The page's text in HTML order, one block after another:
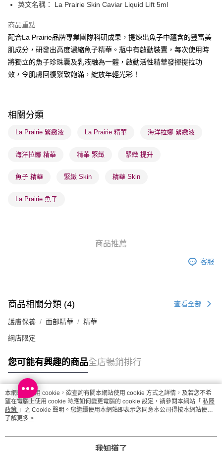
送貨方式
順豐自助櫃 - 確認發貨後1-3個工作天送達
每筆HK$65.00，滿HK$300.00或以上免運費
確認發貨後1-3 工作天送達，訂單將隨機分配至SF順豐速運或京東
物流公司進行物流配送
取。逾期會取消訂單，並不會安排重寄
英文名稱： La Prairie Skin Caviar Liquid Lift 5ml
商品重點
配合La Prairie品牌專業團隊科研成果，提煉出魚子中蘊含的豐富美
肌成分，研發出高度濃縮魚子精華。瓶中有啟動裝置，每次使用時
將獨立的魚子珍珠囊及乳液融為一體，啟動活性精華發揮提拉功
效，令肌膚回復緊致飽滿，綻放年輕光彩！
相關分類
La Prairie 緊緻液 La Prairie 精華 海洋拉娜 緊緻液
海洋拉娜 精華 精華 緊緻 緊緻 提升
魚子 精華 緊緻 Skin 精華 Skin
La Prairie 魚子
商品推薦
客服
商品相關分類 (4) 查看全部
護膚保養 面部精華 精華
網店限定
您可能有興趣的商品全店暢銷排行
熱門標籤
熱銷排行
本網站中使用 cookie，欲查詢有關本網站使用 cookie 方式之詳情，及若您不希
望在電腦上使用 cookie 時應如何變更電腦的 cookie 設定，請參閱本網站「 私隱
政策 」之 Cookie 聲明。您繼續使用本網站即表示您同意本公司得按本網站使用
條款之 Cookie 聲明使用 cookie。
了解更多 >
我知道了